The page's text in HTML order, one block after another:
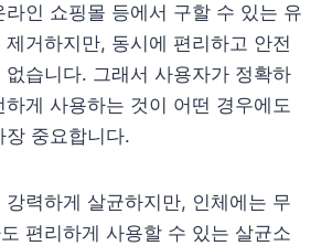
라인 쇼핑몰 등에서 구할 수 있는 유
거하지만, 동시에 편리하고 안전
없습니다. 그래서 사용자가 정확하
게 사용하는 것이 어떤 경우에도
장 중요합니다.
강력하게 살균하지만, 인체에는 무
편리하게 사용할 수 있는 살균소